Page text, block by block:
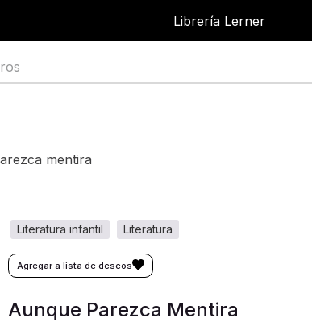
Librería Lerner
mentira
literatura
literatura infantil
Aunque Parezca Mentira